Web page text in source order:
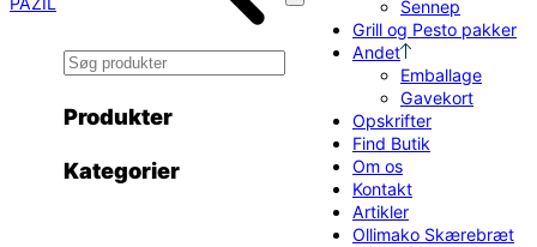
Produkter
Kategorier
Sennep
Grill og Pesto pakker
Andet
Emballage
Gavekort
Opskrifter
Find Butik
Om os
Kontakt
Artikler
Ollimako Skærebræt